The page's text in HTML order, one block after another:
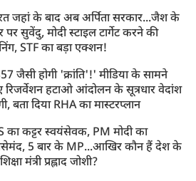
जहां के बाद अब अर्पिता सरकार...जैश के
पर सुवेंदु, मोदी स्टाइल टार्गेट करने की
STF का बड़ा एक्शन!
जैसी होगी 'क्रांति'!' मीडिया के सामने
हटाओ आंदोलन के सूत्रधार वेदांश
बता दिया RHA का मास्टरप्लान
का कट्टर स्वयंसेवक, PM मोदी का
5 बार के MP...आखिर कौन हैं देश के
मंत्री प्रह्लाद जोशी?